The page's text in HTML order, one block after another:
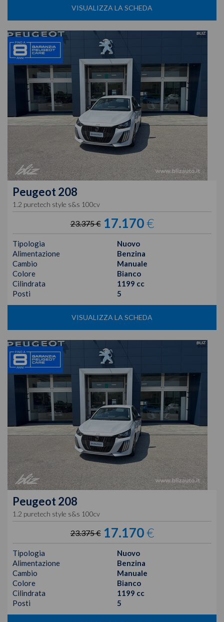
VISUALIZZA LA SCHEDA
Peugeot 208
1.2 puretech style s&s 100cv
23.375 € 17.170€
Tipologia
Nuovo
Alimentazione
Benzina
Cambio
Manuale
Colore
Bianco
Cilindrata
1199 cc
Posti
5
VISUALIZZA LA SCHEDA
Peugeot 208
1.2 puretech style s&s 100cv
23.375 € 17.170€
Tipologia
Nuovo
Alimentazione
Benzina
Cambio
Manuale
Colore
Bianco
Cilindrata
1199 cc
Posti
5